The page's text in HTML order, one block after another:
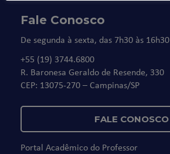
Fale Conosco
De segunda à sexta, das 7h30 às 16h30
+55 (19) 3744.6800
R. Baronesa Geraldo de Resende, 330
CEP: 13075-270 – Campinas/SP
FALE CONOSCO
Portal Acadêmico do Professor